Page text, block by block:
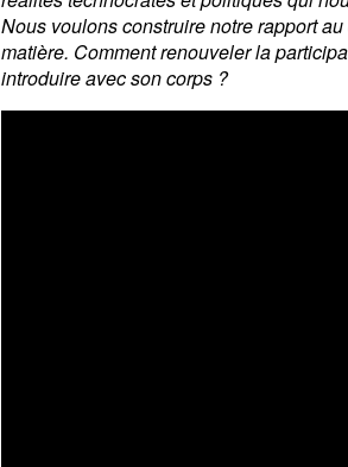
Nous voulons construire notre rapport
matière. Comment renouveler la
introduire avec son corps ?